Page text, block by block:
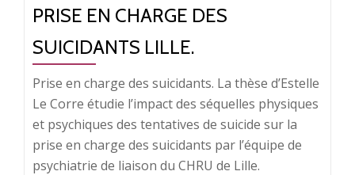
PRISE EN CHARGE DES
SUICIDANTS LILLE.
Prise en charge des suicidants. La thèse d’Estelle
Le Corre étudie l’impact des séquelles physiques
et psychiques des tentatives de suicide sur la
prise en charge des suicidants par l’équipe de
psychiatrie de liaison du CHRU de Lille.